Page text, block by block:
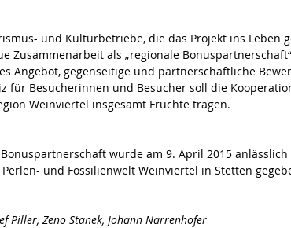
und Kulturbetriebe, die das Projekt ins Leben
Zusammenarbeit als „regionale
Angebot, gegenseitige und partnerschaftliche
für Besucherinnen und Besucher soll die
Weinviertel insgesamt Früchte tragen.
wurde am 9. April 2015 anlässlich
und Fossilienwelt Weinviertel in Stetten
Piller, Zeno Stanek, Johann Narrenhofer